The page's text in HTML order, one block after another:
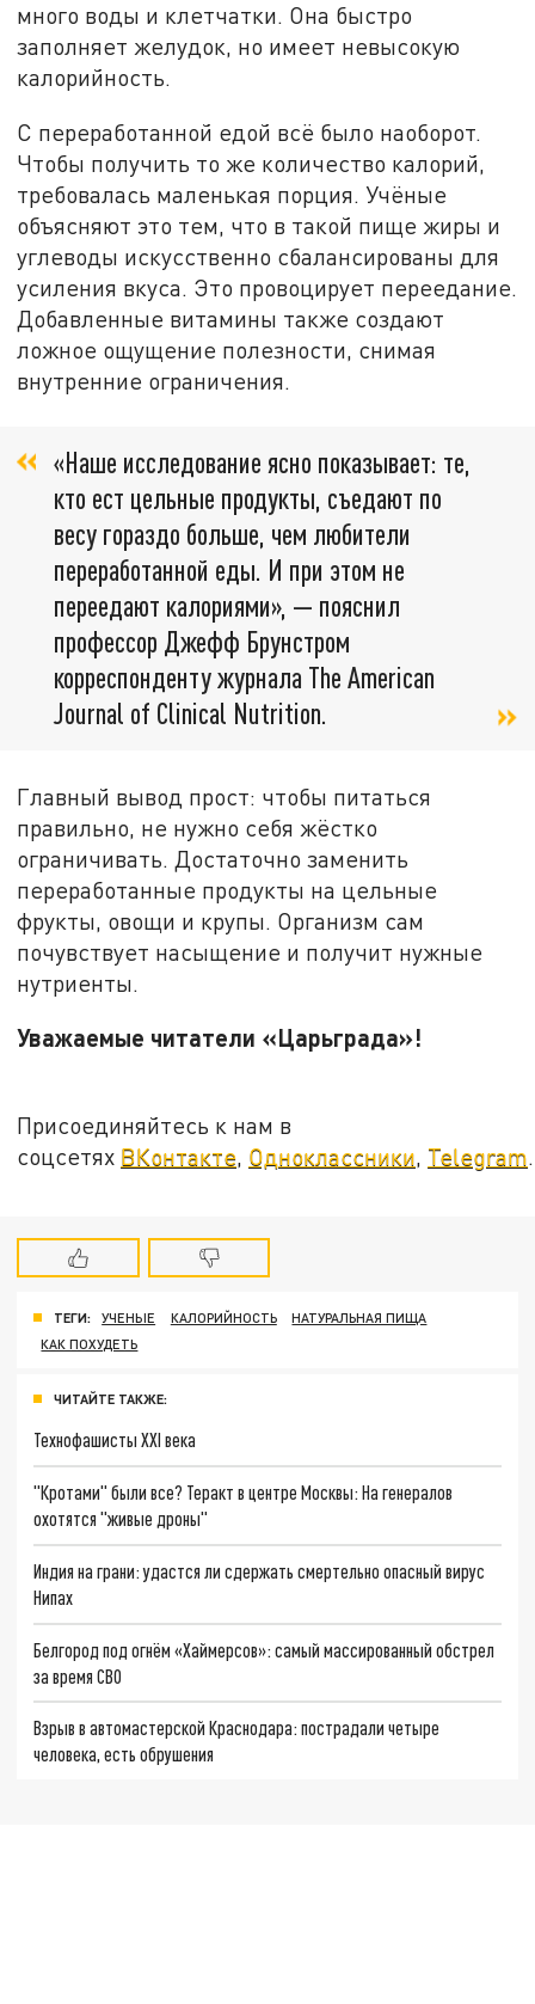
много воды и клетчатки. Она быстро
заполняет желудок, но имеет невысокую
калорийность.
С переработанной едой всё было наоборот.
Чтобы получить то же количество калорий,
требовалась маленькая порция. Учёные
объясняют это тем, что в такой пище жиры и
углеводы искусственно сбалансированы для
усиления вкуса. Это провоцирует переедание.
Добавленные витамины также создают
ложное ощущение полезности, снимая
внутренние ограничения.
«Наше исследование ясно показывает: те,
кто ест цельные продукты, съедают по
весу гораздо больше, чем любители
переработанной еды. И при этом не
переедают калориями», — пояснил
профессор Джефф Брунстром
корреспонденту журнала The American
Journal of Clinical Nutrition.
Главный вывод прост: чтобы питаться
правильно, не нужно себя жёстко
ограничивать. Достаточно заменить
переработанные продукты на цельные
фрукты, овощи и крупы. Организм сам
почувствует насыщение и получит нужные
нутриенты.
Уважаемые читатели «Царьграда»!
Присоединяйтесь к нам в
соцсетях ВКонтакте, Одноклассники, Telegram.
ТЕГИ: УЧЕНЫЕ КАЛОРИЙНОСТЬ
НАТУРАЛЬНАЯ ПИЩА
КАК ПОХУДЕТЬ
ЧИТАЙТЕ ТАКЖЕ:
Технофашисты XXI века
"Кротами" были все? Теракт в центре Москвы: На генералов
охотятся "живые дроны"
Индия на грани: удастся ли сдержать смертельно опасный вирус
Нипах
Белгород под огнём «Хаймерсов»: самый массированный обстрел
за время СВО
Взрыв в автомастерской Краснодара: пострадали четыре
человека, есть обрушения